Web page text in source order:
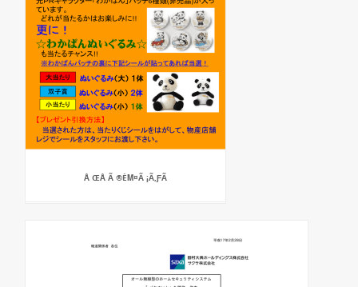
Å ŒÅ Ã ®ÈΜ¤Ã ¡Ã‚ƑÃ